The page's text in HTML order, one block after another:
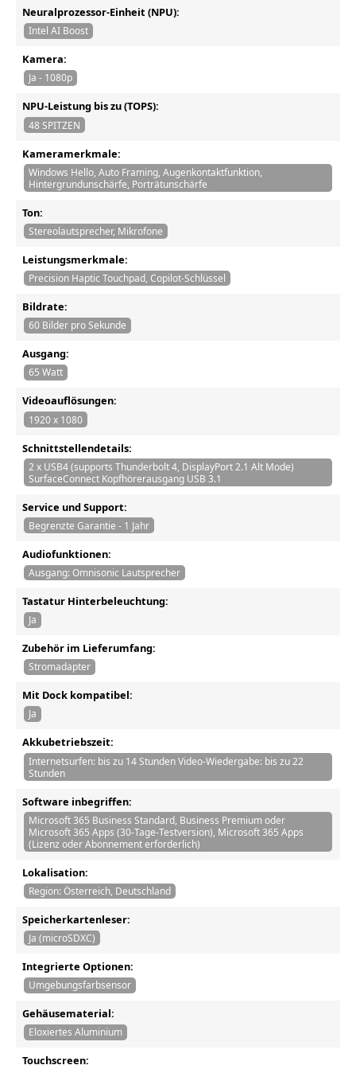
Neuralprozessor-Einheit (NPU):
Intel AI Boost
Kamera:
Ja - 1080p
NPU-Leistung bis zu (TOPS):
48 SPITZEN
Kameramerkmale:
Windows Hello, Auto Framing, Augenkontaktfunktion,
Hintergrundunschärfe, Porträtunschärfe
Ton:
Stereolautsprecher, Mikrofone
Leistungsmerkmale:
Precision Haptic Touchpad, Copilot-Schlüssel
Bildrate:
60 Bilder pro Sekunde
Ausgang:
65 Watt
Videoauflösungen:
1920 x 1080
Schnittstellendetails:
2 x USB4 (supports Thunderbolt 4, DisplayPort 2.1 Alt Mode)
SurfaceConnect Kopfhörerausgang USB 3.1
Service und Support:
Begrenzte Garantie - 1 Jahr
Audiofunktionen:
Ausgang: Omnisonic Lautsprecher
Tastatur Hinterbeleuchtung:
Ja
Zubehör im Lieferumfang:
Stromadapter
Mit Dock kompatibel:
Ja
Akkubetriebszeit:
Internetsurfen: bis zu 14 Stunden Video-Wiedergabe: bis zu 22
Stunden
Software inbegriffen:
Microsoft 365 Business Standard, Business Premium oder
Microsoft 365 Apps (30-Tage-Testversion), Microsoft 365 Apps
(Lizenz oder Abonnement erforderlich)
Lokalisation:
Region: Österreich, Deutschland
Speicherkartenleser:
Ja (microSDXC)
Integrierte Optionen:
Umgebungsfarbsensor
Gehäusematerial:
Eloxiertes Aluminium
Touchscreen: